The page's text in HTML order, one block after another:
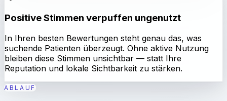
Positive Stimmen verpuffen ungenutzt
In Ihren besten Bewertungen steht genau das, was
suchende Patienten überzeugt. Ohne aktive Nutzung
bleiben diese Stimmen unsichtbar — statt Ihre
Reputation und lokale Sichtbarkeit zu stärken.
ABLAUF